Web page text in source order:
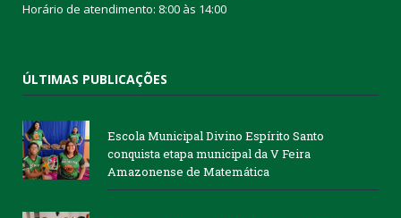
Horário de atendimento: 8:00 às 14:00
ÚLTIMAS PUBLICAÇÕES
Escola Municipal Divino Espírito Santo
conquista etapa municipal da V Feira
Amazonense de Matemática